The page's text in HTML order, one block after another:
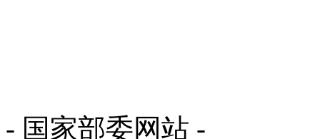
- 国家部委网站 -